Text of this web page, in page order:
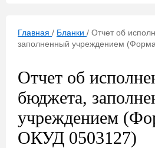
Главная / Бланки / Отчет об
заполненный учреждением
Отчет об
бюджета,
учреждением
ОКУД 0503127)